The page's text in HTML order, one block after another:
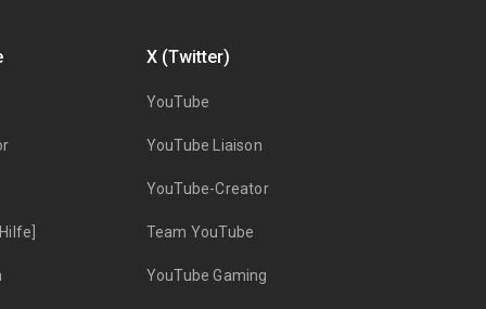
X (Twitter)
YouTube
YouTube Liaison
YouTube-Creator
Team YouTube
YouTube Gaming